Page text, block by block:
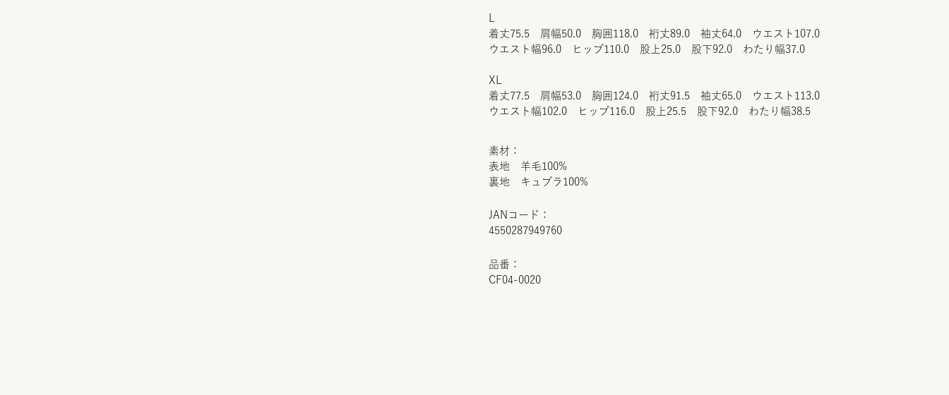
JANコード：
4550287949760
品番：
CF04-0020
着丈75.5 肩幅50.0 胸囲118.0 裄丈89.0 袖丈64.0 ウエスト107.0
ウエスト幅96.0 ヒップ110.0 股上25.0 股下92.0 わたり幅37.0
XL
着丈77.5 肩幅53.0 胸囲124.0 裄丈91.5 袖丈65.0 ウエスト113.0
ウエスト幅102.0 ヒップ116.0 股上25.5 股下92.0 わたり幅38.5
素材：
表地 羊毛100%
裏地 キュプラ100%